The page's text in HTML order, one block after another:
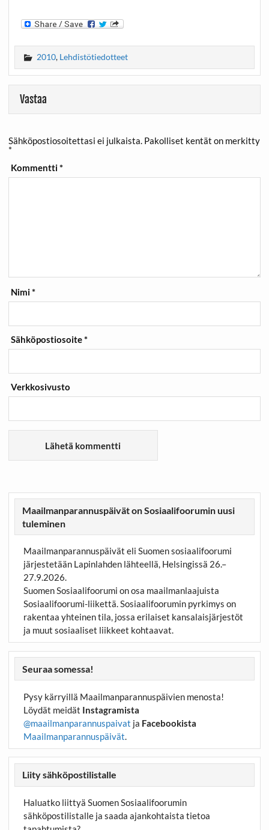
2010, Lehdistötiedotteet
Vastaa
Sähköpostiosoitettasi ei julkaista. Pakolliset kentät on merkitty
*
Kommentti*
Nimi*
Sähköpostiosoite*
Verkkosivusto
Maailmanparannuspäivät on Sosiaalifoorumin uusi
tuleminen
Maailmanparannuspäivät eli Suomen sosiaalifoorumi
järjestetään Lapinlahden lähteellä, Helsingissä 26.–
27.9.2026.
Suomen Sosiaalifoorumi on osa maailmanlaajuista
Sosiaalifoorumi-liikettä. Sosiaalifoorumin pyrkimys on
rakentaa yhteinen tila, jossa erilaiset kansalaisjärjestöt
ja muut sosiaaliset liikkeet kohtaavat.
Seuraa somessa!
Pysy kärryillä Maailmanparannuspäivien menosta!
Löydät meidät Instagramista
@maailmanparannuspaivat ja Facebookista
Maailmanparannuspäivät.
Liity sähköpostilistalle
Haluatko liittyä Suomen Sosiaalifoorumin
sähköpostilistalle ja saada ajankohtaista tietoa